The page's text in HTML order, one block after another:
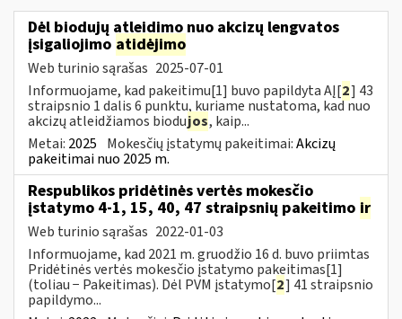
Dėl biodujų atleidimo nuo akcizų lengvatos
įsigaliojimo atidėjimo
Web turinio sąrašas 2025-07-01
Informuojame, kad pakeitimu[1] buvo papildyta AĮ[2] 43
straipsnio 1 dalis 6 punktu, kuriame nustatoma, kad nuo
akcizų atleidžiamos biodujos, kaip...
Metai: 2025 Mokesčių įstatymų pakeitimai:Akcizų
pakeitimai nuo 2025 m.
Respublikos pridėtinės vertės mokesčio
įstatymo 4-1, 15, 40, 47 straipsnių pakeitimo ir
Web turinio sąrašas 2022-01-03
Informuojame, kad 2021 m. gruodžio 16 d. buvo priimtas
Pridėtinės vertės mokesčio įstatymo pakeitimas[1]
(toliau − Pakeitimas). Dėl PVM įstatymo[2] 41 straipsnio
papildymo...